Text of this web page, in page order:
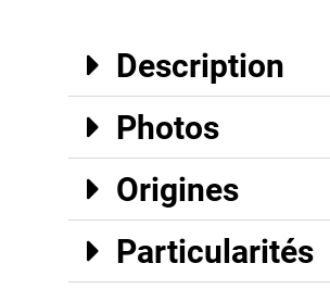
Description
Photos
Origines
Particularités